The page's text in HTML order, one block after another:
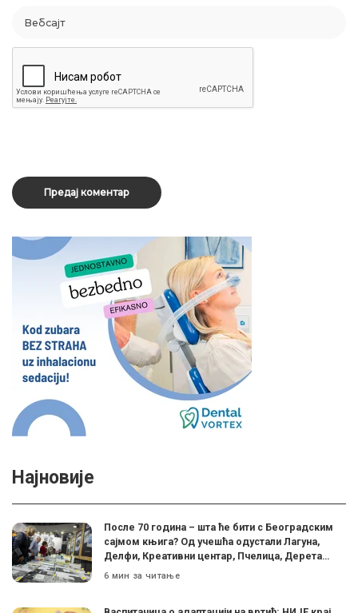
Најновије
После 70 година – шта ће бити с Београдским
сајмом књига? Од учешћа одустали Лагуна,
Делфи, Креативни центар, Пчелица, Дерета…
6 мин за читање